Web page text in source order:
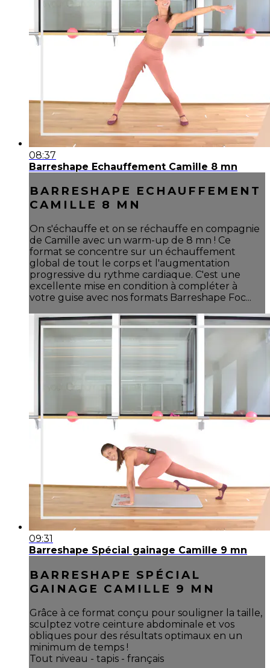
08:37
Barreshape Echauffement Camille 8 mn
BARRESHAPE ECHAUFFEMENT
CAMILLE 8 MN
On s'échauffe et on se réchauffe en compagnie
de Camille avec un warm-up de 8 mn ! Ce
format se concentre sur un échauffement
global de tout le corps et l'augmentation
progressive du rythme cardiaque. C'est une
excellente mise en condition à compléter à
votre guise avec nos formats Barreshape Foc...
09:31
Barreshape Spécial gainage Camille 9 mn
BARRESHAPE SPÉCIAL
GAINAGE CAMILLE 9 MN
Grâce à ce format conçu pour souligner la taille,
sculptez votre ceinture abdominale et vos
obliques pour des résultats optimaux en un
minimum de temps !
Tout niveau - tapis - français